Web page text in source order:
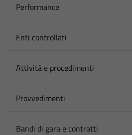
Performance
Enti controllati
Attività e procedimenti
Provvedimenti
Bandi di gara e contratti